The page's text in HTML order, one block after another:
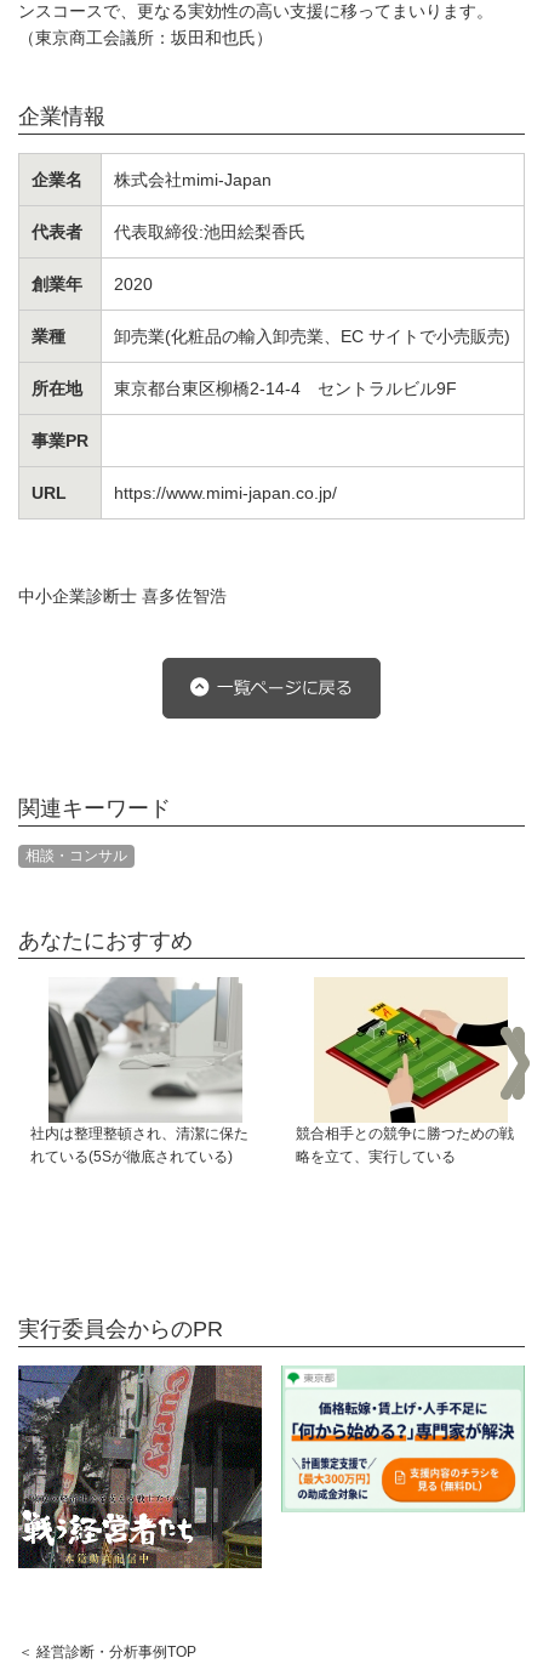
ンスコースで、更なる実効性の高い支援に移ってまいります。
（東京商工会議所：坂田和也氏）
企業情報
企業名 株式会社mimi-Japan
代表者 代表取締役:池田絵梨香氏
創業年 2020
業種 卸売業(化粧品の輸入卸売業、EC サイトで小売販売)
所在地 東京都台東区柳橋2-14-4 セントラルビル9F
事業PR
URL https://www.mimi-japan.co.jp/
中小企業診断士 喜多佐智浩
関連キーワード
相談・コンサル
あなたにおすすめ
社内は整理整頓され、清潔に保た
れている(5Sが徹底されている)
競合相手との競争に勝つための戦
略を立て、実行している
実行委員会からのPR
＜ 経営診断・分析事例TOP